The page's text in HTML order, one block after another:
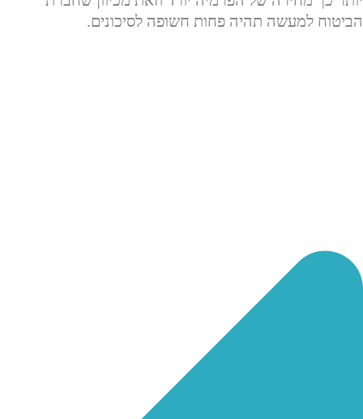
הביטוח למעשה תהיה פחות חשופה לסיכונים.